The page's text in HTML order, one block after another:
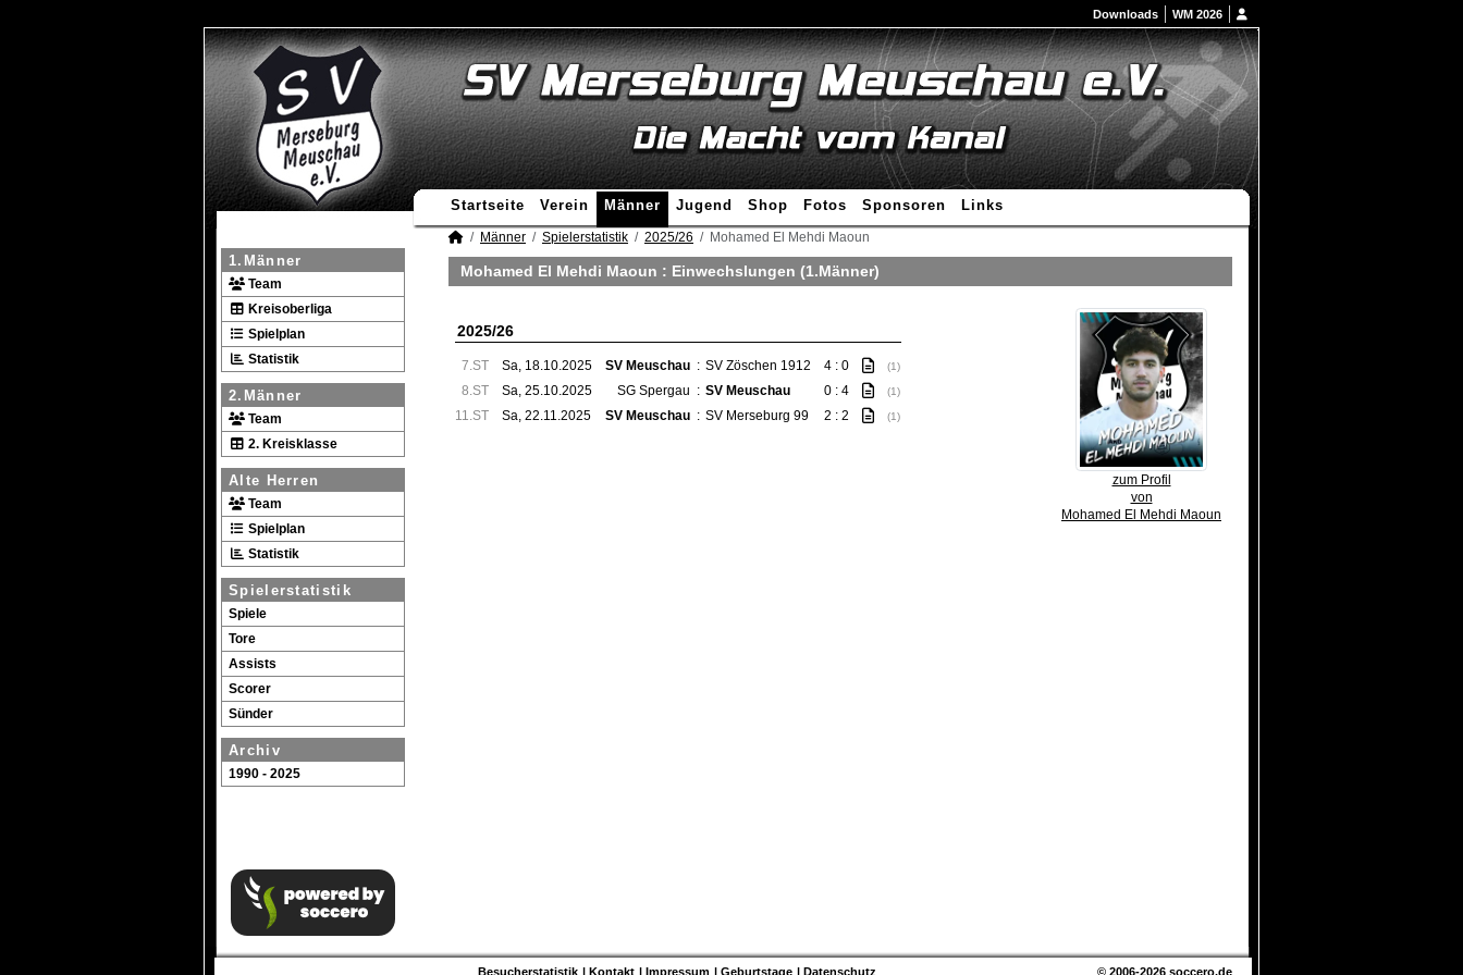
Downloads WM 2026
Startseite Verein Männer Jugend Shop Fotos Sponsoren Links
1.Männer
Team
Kreisoberliga
Spielplan
Statistik
2.Männer
Team
2. Kreisklasse
Alte Herren
Team
Spielplan
Statistik
Spielerstatistik
Spiele
Tore
Assists
Scorer
Sünder
Archiv
1990 - 2025
Männer Spielerstatistik 2025/26 Mohamed El Mehdi Maoun
Mohamed El Mehdi Maoun : Einwechslungen (1.Männer)
zum Profil
von
Mohamed El Mehdi Maoun
2025/26
7.ST Sa, 18.10.2025 SV Meuschau : SV Zöschen 1912 4 : 0 (1)
8.ST Sa, 25.10.2025 SG Spergau : SV Meuschau 0 : 4 (1)
11.ST Sa, 22.11.2025 SV Meuschau : SV Merseburg 99 2 : 2 (1)
Besucherstatistik Kontakt Impressum Geburtstage Datenschutz © 2006-2026 soccero.de